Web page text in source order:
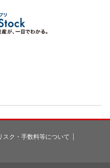
スク・手数料等について